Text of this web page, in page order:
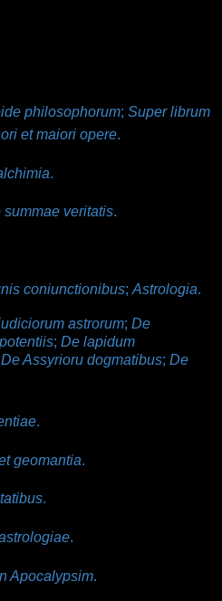
philosophorum; Super librum
et maiori opere.
.
veritatis.
coniunctionibus; Astrologia.
astrorum; De
; De lapidum
De Assyrioru dogmatibus; De
.
geomantia.
.
.
Apocalypsim.